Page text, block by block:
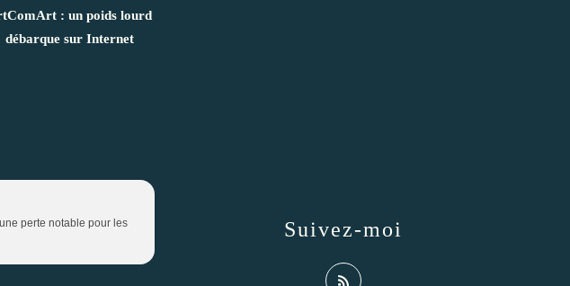
: un poids lourd
débarque sur Internet
perte notable pour les
Suivez-moi